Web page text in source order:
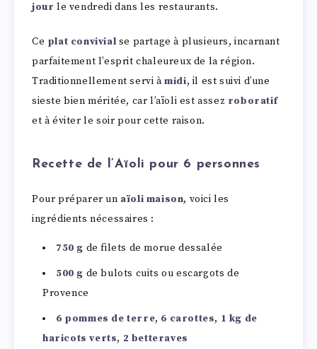
jour le vendredi dans les restaurants.
Ce plat convivial se partage à plusieurs, incarnant
parfaitement l’esprit chaleureux de la région.
Traditionnellement servi àmidi, il est suivi d’une
sieste bien méritée, car l’aïoli est assez roboratif
et à éviter le soir pour cette raison.
Recette de l’Aïoli pour 6 personnes
Pour préparer un aïoli maison, voici les
ingrédients nécessaires :
750 g de filets de morue dessalée
500 g de bulots cuits ou escargots de
Provence
6 pommes de terre, 6 carottes, 1 kg de
haricots verts, 2 betteraves